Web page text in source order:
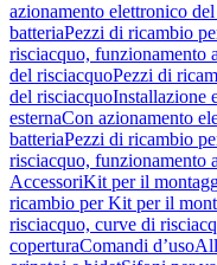
azionamento elettronico
batteriaPezzi di ricambio
risciacquo, funzionamento
del risciacquoPezzi di
del risciacquoInstallazione
esternaCon azionamento
batteriaPezzi di ricambio
risciacquo, funzionamento
AccessoriKit per il
ricambio per Kit per il
risciacquo, curve di
coperturaComandi d’uso